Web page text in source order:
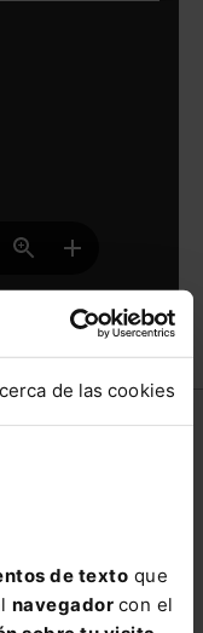
de las cookies
de texto que
navegador con el